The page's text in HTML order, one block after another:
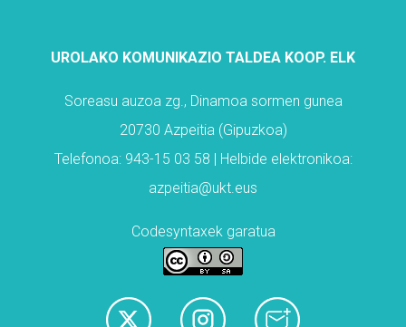
UROLAKO KOMUNIKAZIO TALDEA KOOP. ELK
Soreasu auzoa zg., Dinamoa sormen gunea
20730 Azpeitia (Gipuzkoa)
Telefonoa: 943-15 03 58 | Helbide elektronikoa:
azpeitia@ukt.eus
Codesyntaxek garatua